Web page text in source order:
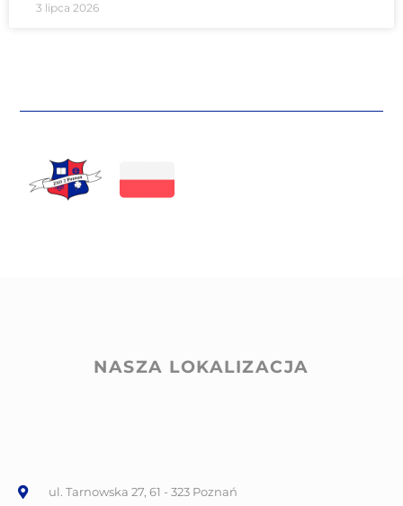
3 lipca 2026
NASZA LOKALIZACJA
ul. Tarnowska 27, 61 - 323 Poznań